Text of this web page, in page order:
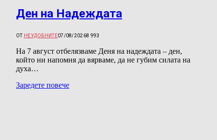
Ден на Надеждата
ОТ НЕУДОБНИТЕ07/08/20268 993
На 7 август отбелязваме Деня на надеждата – ден,
който ни напомня да вярваме, да не губим силата на
духа…
Заредете повече